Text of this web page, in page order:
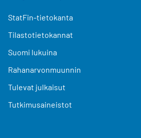
StatFin-tietokanta
Tilastotietokannat
Suomi lukuina
Rahanarvonmuunnin
Tulevat julkaisut
Tutkimusaineistot